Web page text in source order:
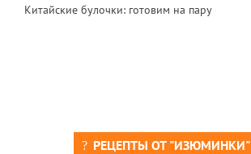
Китайские булочки: готовим на пару
РЕЦЕПТЫ ОТ "ИЗЮМИНКИ"